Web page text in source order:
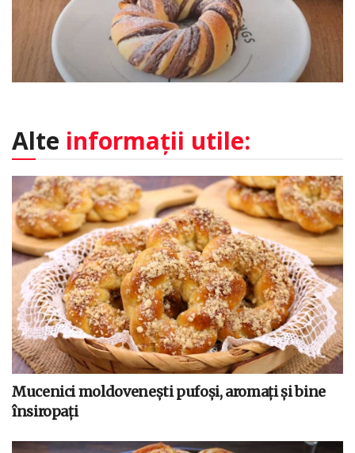
Alte informații utile:
Mucenici moldovenești pufoși, aromați și bine
însiropați